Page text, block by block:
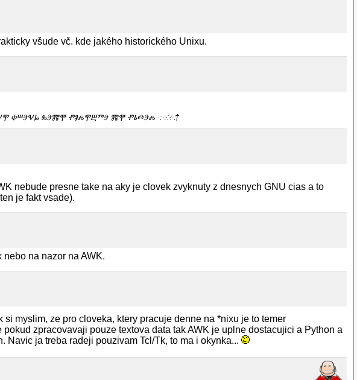
všude vč. kde jakého historického Unixu.
ⰗⰞⰅⰜⰘ ⰈⰅⰏⰉ ⰒⰑⰎⰉⰁⰕⰅ ⰏⰉ ⰒⰓⰄⰅⰎ ·:⁖⁘⁙†
nebude presne take na aky je clovek zvyknuty z dnesnych GNU cias a to
je fakt vsade).
na nazor na AWK.
myslim, ze pro cloveka, ktery pracuje denne na *nixu je to temer
zpracovavaji pouze textova data tak AWK je uplne dostacujici a Python a
Navic ja treba radeji pouzivam Tcl/Tk, to ma i okynka...